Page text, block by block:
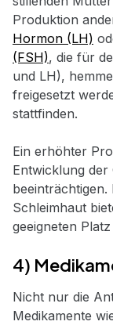
Produktion
Hormon (LH)
(FSH), die für
und LH),
freigesetzt
stattfinden.
Ein erhöhter
Entwicklung
beeinträchtigen.
Schleimhaut
geeigneten
4)
Nicht nur die
Medikamente